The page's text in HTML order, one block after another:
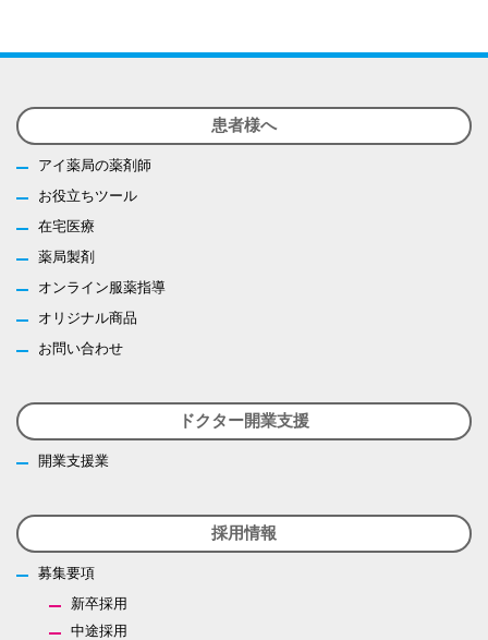
患者様へ
アイ薬局の薬剤師
お役立ちツール
在宅医療
薬局製剤
オンライン服薬指導
オリジナル商品
お問い合わせ
ドクター開業支援
開業支援業
採用情報
募集要項
新卒採用
中途採用